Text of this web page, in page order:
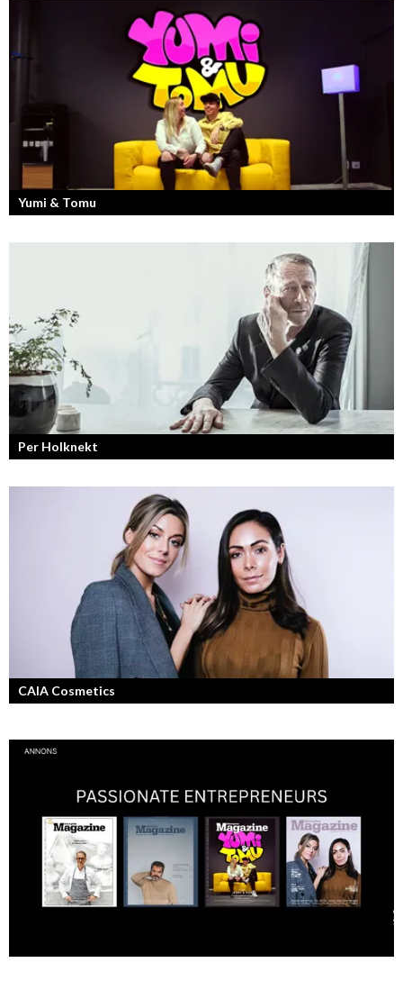
Yumi & Tomu
Läs mer om deras liv som YouTubers och Entreprenörer
Per Holknekt
CAIA Cosmetics
Skönhet är bra självkänsla och ett vackert leende enligt grundarna av